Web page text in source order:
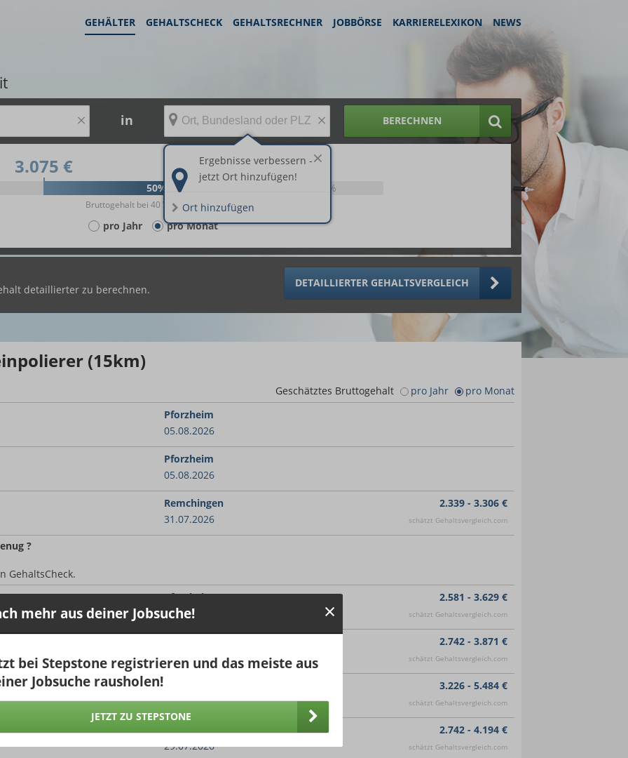
GEHÄLTER GEHALTSCHECK GEHALTSRECHNER JOBBÖRSE KARRIERELEXIKON NEWS
× in
Ergebnisse verbessern -
jetzt Ort hinzufügen!
Ort hinzufügen
× BERECHNEN
3.075 € 4.707 €
50% 25%
Bruttogehalt bei 40 Wochenstunden.
pro Jahr pro Monat
detaillierter zu berechnen.
DETAILLIERTER GEHALTSVERGLEICH
(15km)
Geschätztes Bruttogehalt pro Jahr
pro Monat
Pforzheim
05.08.2026
Pforzheim
05.08.2026
Remchingen
31.07.2026
2.339 - 3.306 €
schätzt Gehaltsvergleich.com
?
GehaltsCheck.
Pforzheim
26.07.2026
2.581 - 3.629 €
schätzt Gehaltsvergleich.com
02.08.2026
2.742 - 3.871 €
schätzt Gehaltsvergleich.com
(m/w/d)
28.07.2026
3.226 - 5.484 €
schätzt Gehaltsvergleich.com
(m/w/d)
Lahnstein
29.07.2026
2.742 - 4.194 €
schätzt Gehaltsvergleich.com
mehr aus deiner Jobsuche!
bei Stepstone registrieren und das meiste aus
Jobsuche rausholen!
JETZT ZU STEPSTONE